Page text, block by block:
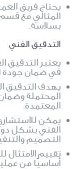
يحتاج فريق
المثالي مع
بسلاسة.
التدقيق الفني
يعتبر التدقيق
في ضمان جودة
يهدف التدقيق
المحتملة
المعتمدة.
يمكن
الفني بشكل
التصميم
تقييم الامتثال
أساسيًا من